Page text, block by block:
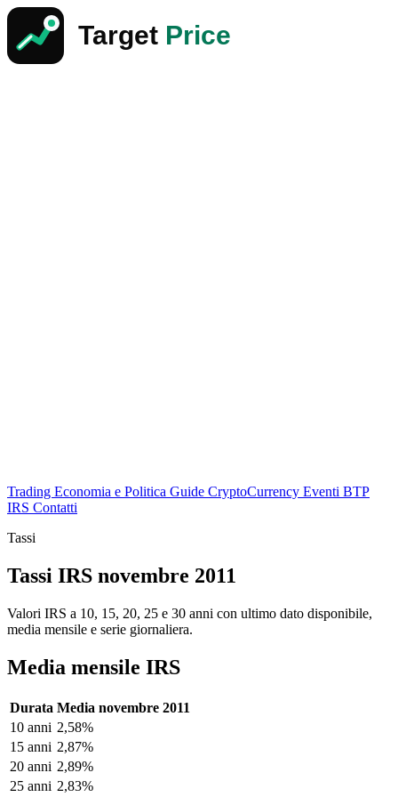
Trading Economia e Politica Guide CryptoCurrency Eventi BTP
IRS Contatti
Tassi
Tassi IRS novembre 2011
Valori IRS a 10, 15, 20, 25 e 30 anni con ultimo dato disponibile,
media mensile e serie giornaliera.
Media mensile IRS
Durata Media novembre 2011
10 anni 2,58%
15 anni 2,87%
20 anni 2,89%
25 anni 2,83%